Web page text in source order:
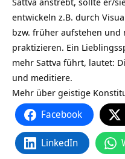
entwickeln z.B. durch
bzw. früher aufstehen und
praktizieren. Ein
mehr Sattva führt, lautet:
und meditiere.
Mehr über geistige
Facebook
LinkedIn